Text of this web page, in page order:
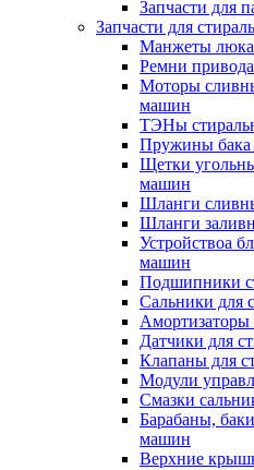
Запчасти для
Запчасти для
Манжеты
Ремни
Моторы
машин
ТЭНы
Пружины бака
Щетки
машин
Шланги
Шланги
Устройствоа
машин
Подшипники
Сальники для
Датчики для
Клапаны для
Модули
Смазки
Барабаны,
машин
Верхние